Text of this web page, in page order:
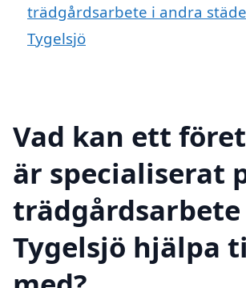
trädgårdsarbete i andra
Tygelsjö
Vad kan ett
är specialiserat
trädgårdsarbete
Tygelsjö hjälpa